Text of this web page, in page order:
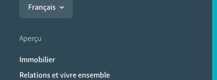
Français
Aperçu
Immobilier
Relations et vivre ensemble